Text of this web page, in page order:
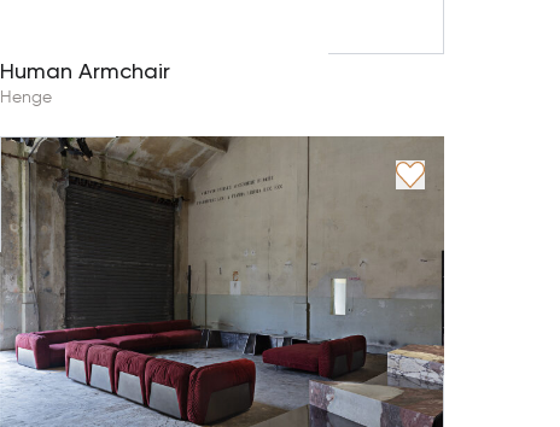
Human Armchair
Henge